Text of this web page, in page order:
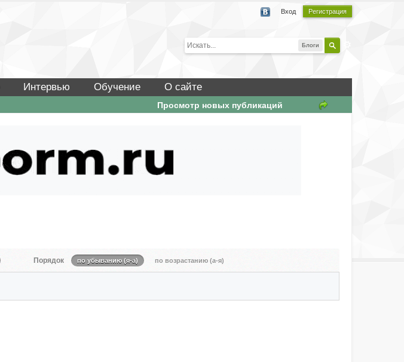
Вход Регистрация
Блоги
Интервью Обучение О сайте
Просмотр новых публикаций
Порядок по убыванию (я-а) по возрастанию (а-я)